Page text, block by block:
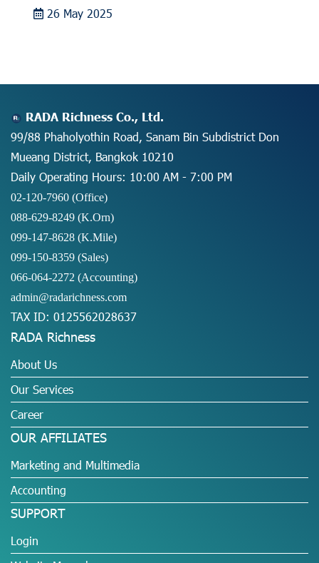
26 May 2025
RADA Richness Co., Ltd.
99/88 Phaholyothin Road, Sanam Bin Subdistrict Don
Mueang District, Bangkok 10210
Daily Operating Hours: 10:00 AM - 7:00 PM
02-120-7960 (Office)
088-629-8249 (K.Orn)
099-147-8628 (K.Mile)
099-150-8359 (Sales)
066-064-2272 (Accounting)
admin@radarichness.com
TAX ID: 0125562028637
RADA Richness
About Us
Our Services
Career
OUR AFFILIATES
Marketing and Multimedia
Accounting
SUPPORT
Login